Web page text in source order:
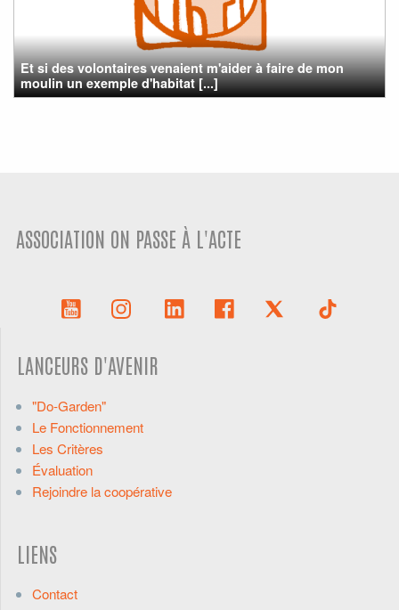
Et si des volontaires venaient m'aider à faire de mon
moulin un exemple d'habitat [...]
ASSOCIATION ON PASSE À L'ACTE
LANCEURS D'AVENIR
"Do-Garden"
Le Fonctionnement
Les Critères
Évaluation
Rejoindre la coopérative
LIENS
Contact